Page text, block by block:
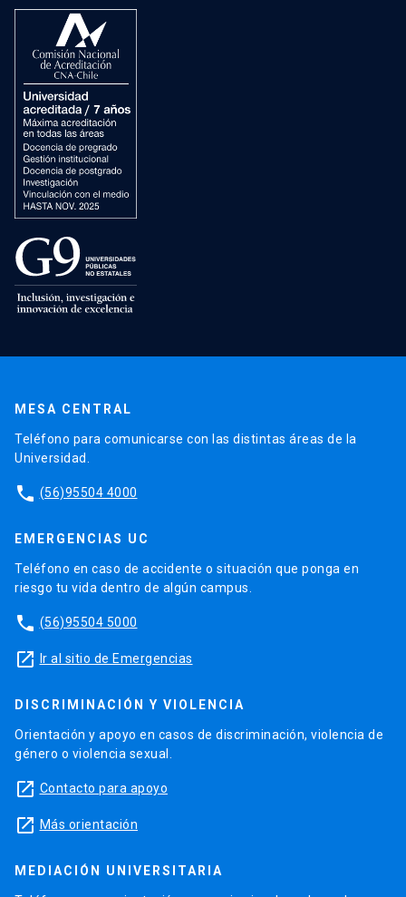
MESA CENTRAL
Teléfono para comunicarse con las distintas áreas de la
Universidad.
phone (56)95504 4000
EMERGENCIAS UC
Teléfono en caso de accidente o situación que ponga en
riesgo tu vida dentro de algún campus.
phone (56)95504 5000
launch Ir al sitio de Emergencias
DISCRIMINACIÓN Y VIOLENCIA
Orientación y apoyo en casos de discriminación, violencia de
género o violencia sexual.
launch Contacto para apoyo
launch Más orientación
MEDIACIÓN UNIVERSITARIA